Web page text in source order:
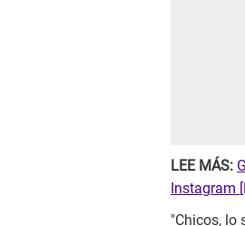
LEE MÁS:
Instagram
"Chicos, lo